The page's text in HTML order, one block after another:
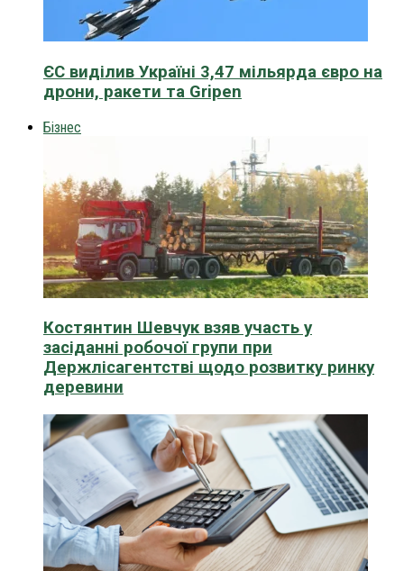
ЄС виділив Україні 3,47 мільярда євро на
дрони, ракети та Gripen
Бізнес
Костянтин Шевчук взяв участь у
засіданні робочої групи при
Держлісагентстві щодо розвитку ринку
деревини